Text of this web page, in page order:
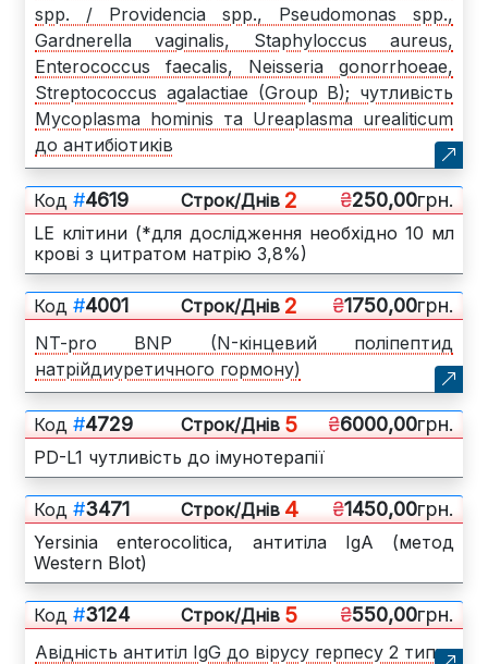
spp. / Providencia spp., Pseudomonas spp.,
Gardnerella vaginalis, Staphyloccus aureus,
Enterococcus faecalis, Neisseria gonorrhoeae,
Streptococcus agalactiae (Group B); чутливість
Mycoplasma hominis та Ureaplasma urealiticum
до антибіотиків
Код #4619 Cтрок/Днів 2 ₴250,00грн.
LE клітини (*для дослідження необхідно 10 мл
крові з цитратом натрію 3,8%)
Код #4001 Cтрок/Днів 2 ₴1750,00грн.
NT-pro BNP (N-кінцевий поліпептид
натрійдиуретичного гормону)
Код #4729 Cтрок/Днів 5 ₴6000,00грн.
PD-L1 чутливість до імунотерапії
Код #3471 Cтрок/Днів 4 ₴1450,00грн.
Yersinia enterocolitica, антитіла IgA (метод
Western Blot)
Код #3124 Cтрок/Днів 5 ₴550,00грн.
Авідність антитіл IgG до вірусу герпесу 2 типу